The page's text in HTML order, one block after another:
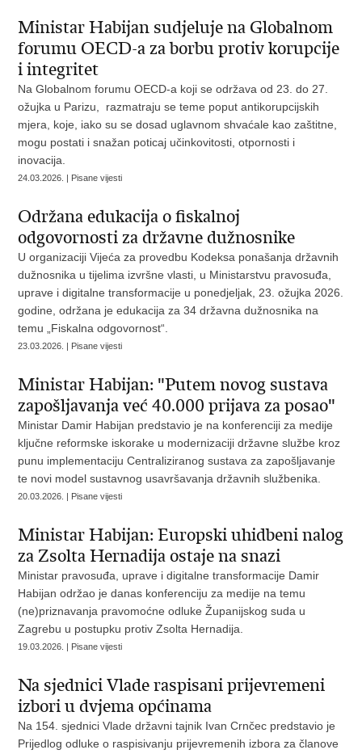
Ministar Habijan sudjeluje na Globalnom
forumu OECD-a za borbu protiv korupcije
i integritet
Na Globalnom forumu OECD-a koji se održava od 23. do 27.
ožujka u Parizu, razmatraju se teme poput antikorupcijskih
mjera, koje, iako su se dosad uglavnom shvaćale kao zaštitne,
mogu postati i snažan poticaj učinkovitosti, otpornosti i
inovacija.
24.03.2026. | Pisane vijesti
Održana edukacija o fiskalnoj
odgovornosti za državne dužnosnike
U organizaciji Vijeća za provedbu Kodeksa ponašanja državnih
dužnosnika u tijelima izvršne vlasti, u Ministarstvu pravosuđa,
uprave i digitalne transformacije u ponedjeljak, 23. ožujka 2026.
godine, održana je edukacija za 34 državna dužnosnika na
temu „Fiskalna odgovornost“.
23.03.2026. | Pisane vijesti
Ministar Habijan: "Putem novog sustava
zapošljavanja već 40.000 prijava za posao"
Ministar Damir Habijan predstavio je na konferenciji za medije
ključne reformske iskorake u modernizaciji državne službe kroz
punu implementaciju Centraliziranog sustava za zapošljavanje
te novi model sustavnog usavršavanja državnih službenika.
20.03.2026. | Pisane vijesti
Ministar Habijan: Europski uhidbeni nalog
za Zsolta Hernadija ostaje na snazi
Ministar pravosuđa, uprave i digitalne transformacije Damir
Habijan održao je danas konferenciju za medije na temu
(ne)priznavanja pravomoćne odluke Županijskog suda u
Zagrebu u postupku protiv Zsolta Hernadija.
19.03.2026. | Pisane vijesti
Na sjednici Vlade raspisani prijevremeni
izbori u dvjema općinama
Na 154. sjednici Vlade državni tajnik Ivan Crnčec predstavio je
Prijedlog odluke o raspisivanju prijevremenih izbora za članove